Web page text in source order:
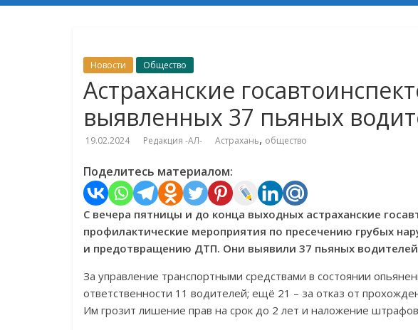
Новости Общество
Астраханские
выявленных 37 пьяных
19.02.2024 Редакция -АЛ- Астрахань, общество
Поделитесь материалом:
С вечера пятницы и до конца выходных астраханские
профилактические мероприятия по пресечению грубых
и предотвращению ДТП. Они выявили 37 пьяных водителей
За управление транспортными средствами в состоянии
ответственности 11 водителей; ещё 21 – за отказ от
Им грозит лишение прав на срок до 2 лет и наложение